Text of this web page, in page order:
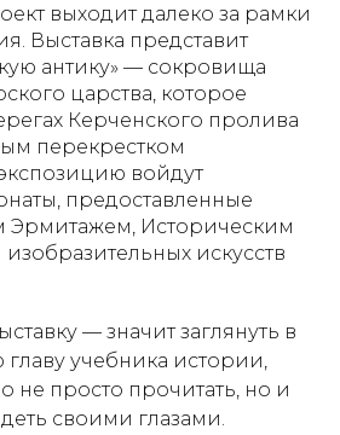
выходит далеко за рамки
Выставка представит
антику» — сокровища
царства, которое
Керченского пролива
перекрестком
войдут
предоставленные
Эрмитажем, Историческим
искусств
— значит заглянуть в
главу учебника истории,
не просто прочитать, но и
своими глазами.